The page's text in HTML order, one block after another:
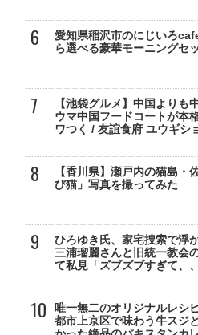
愛知県稲沢市のにじいろ
ら選べる豪華モーニングセ
【池袋グルメ】中国よりも
ウマ中国フードコートが本
ワつく / 友誼食府 ユウギシ
【香川県】瀬戸内の猫島・
び猫」写真を撮ってみた
ひろゆき氏、家宅捜索で浮
三浦瑠麗さんと旧統一教会
て私見「ズブズブすぎて、、
唯一無二のオリジナルレシ
都市上京区で味わう牛スジ